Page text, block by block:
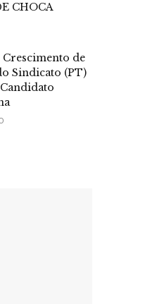
CHOCA
Crescimento de
Sindicato (PT)